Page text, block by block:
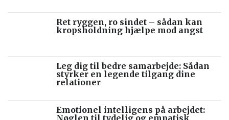
Ret ryggen, ro sindet – sådan kan
kropsholdning hjælpe mod angst
Leg dig til bedre samarbejde: Sådan
styrker en legende tilgang dine
relationer
Emotionel intelligens på arbejdet:
Nøglen til tydelig og empatisk